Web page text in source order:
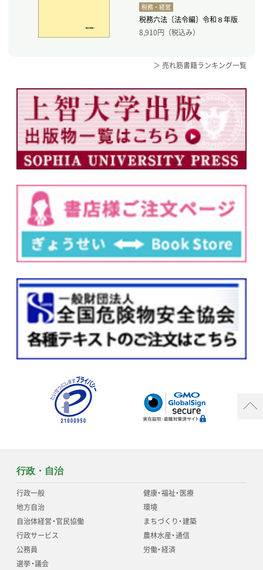
税務・経営
税務六法〔法令編〕令和８年版
8,910円（税込み）
＞ 売れ筋書籍ランキング一覧
行政・自治
行政一般
地方自治
自治体経営・官民協働
行政サービス
公務員
選挙・議会
健康・福祉・医療
環境
まちづくり・建築
農林水産・通信
労働・経済